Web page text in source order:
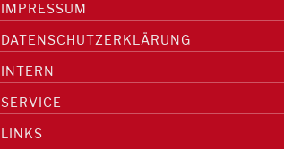
IMPRESSUM
DATENSCHUTZERKLÄRUNG
INTERN
SERVICE
LINKS